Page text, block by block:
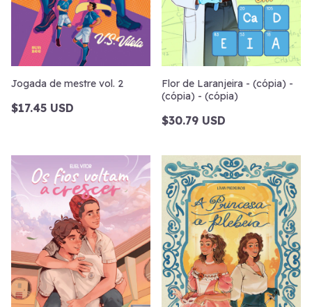
Jogada de mestre vol. 2
$17.45 USD
Flor de Laranjeira - (cópia) -
(cópia) - (cópia)
$30.79 USD